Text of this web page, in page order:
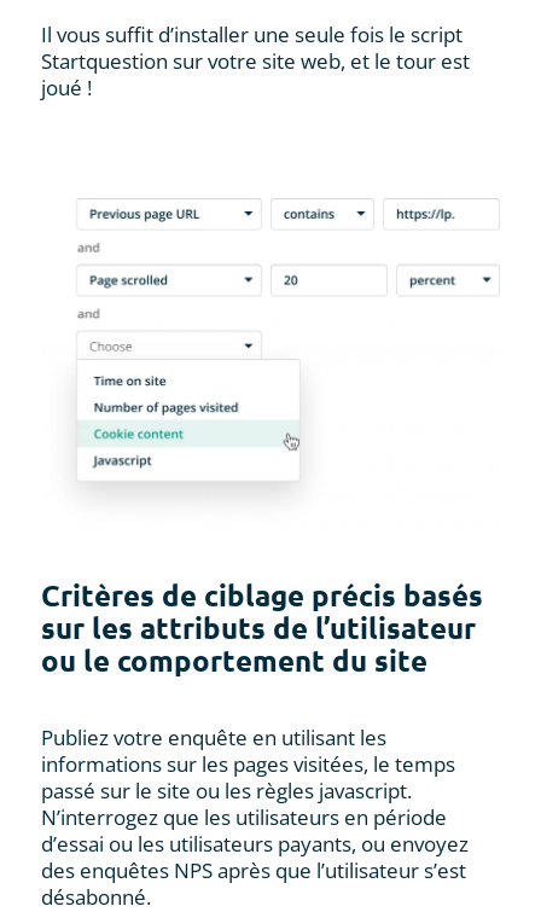
Il vous suffit d’installer une seule fois le script
Startquestion sur votre site web, et le tour est
joué !
Critères de ciblage précis basés
sur les attributs de l’utilisateur
ou le comportement du site
Publiez votre enquête en utilisant les
informations sur les pages visitées, le temps
passé sur le site ou les règles javascript.
N’interrogez que les utilisateurs en période
d’essai ou les utilisateurs payants, ou envoyez
des enquêtes NPS après que l’utilisateur s’est
désabonné.